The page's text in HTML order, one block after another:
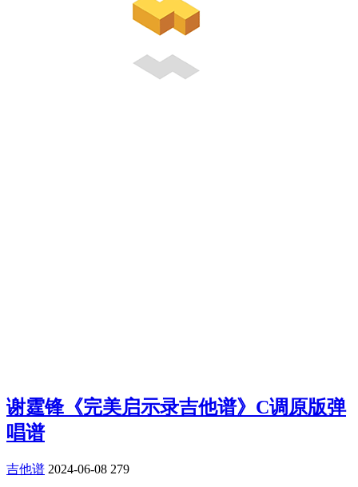
谢霆锋《完美启示录吉他谱》C调原版弹
唱谱
吉他谱 2024-06-08 279